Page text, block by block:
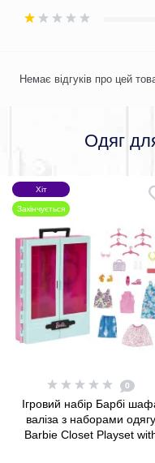
Немає відгуків про цей
Одяг
Хіт
Закінчується
0
Ігровий набір Барбі
валіза з наборами одягу
Barbie Closet Playset